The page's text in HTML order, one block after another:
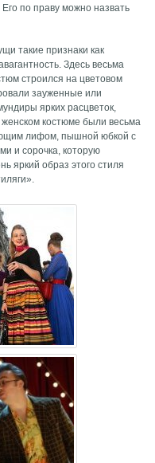
Его по праву можно назвать
такие признаки как
Здесь весьма
строился на цветовом
зауженные или
ярких расцветок,
костюме были весьма
лифом, пышной юбкой с
и сорочка, которую
яркий образ этого стиля